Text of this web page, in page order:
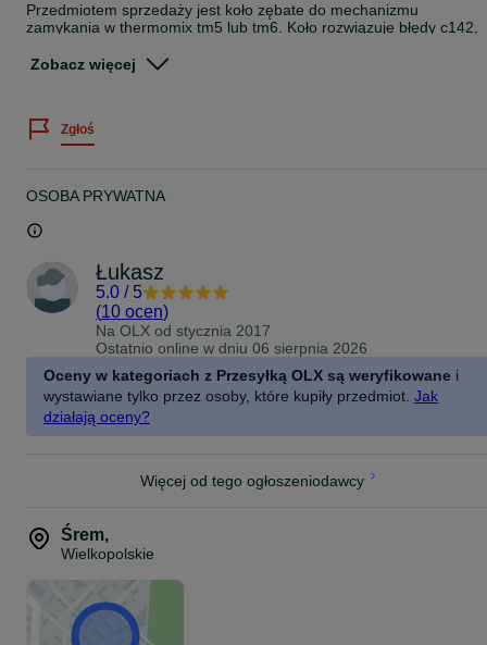
Przedmiotem sprzedaży jest koło zębate do mechanizmu
zamykania w thermomix tm5 lub tm6. Koło rozwiązuje błędy c142,
ściągnięty z internetu), posiada skośne zęby - dokładnie tak jak to
Poniżej znajdują się linki do YT pokazujące test wytrzymałości koła
poniższym wideo. Ze względu na ograniczenie urządzenia
filmy).
www.youtube.com/watch?v=_DIExfyafzQ
Część 2
www.youtube.com/watch?v=W3TEztrUCto
Po wymianie koła należy nasmarować mechanizm smarem np.
silikonowym lub grafitowym.
Bardzo ważne! Obudowa musi być zamknięta na sztywno, nie
mieć żadnych luzów, tak aby silnik nie miał możliwości poruszania
się. Do usztywnienia zamknięcia sugeruję użyć trytytek (oczywiście
oprócz kleju).
Zobacz więcej
Zgłoś
OSOBA PRYWATNA
Łukasz
5.0 / 5
(10 ocen)
Na OLX od stycznia 2017
Ostatnio online w dniu 06 sierpnia 2026
Oceny w kategoriach z Przesyłką OLX są weryfikowane i
wystawiane tylko przez osoby, które kupiły przedmiot. Jak
działają oceny?
Więcej od tego ogłoszeniodawcy
Śrem,
Wielkopolskie